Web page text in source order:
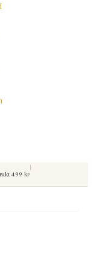
vid kop over
499 kr
|